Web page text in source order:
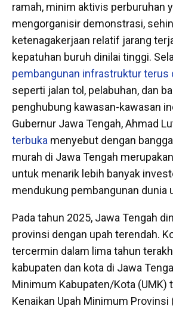
ramah, minim aktivis perburuhan
mengorganisir demonstrasi,
ketenagakerjaan relatif jarang
kepatuhan buruh dinilai tinggi.
pembangunan infrastruktur terus
seperti jalan tol, pelabuhan, dan
penghubung kawasan-kawasan
Gubernur Jawa Tengah, Ahmad
terbuka menyebut dengan
murah di Jawa Tengah
untuk menarik lebih banyak
mendukung pembangunan dunia
Pada tahun 2025, Jawa Tengah
provinsi dengan upah terendah.
tercermin dalam lima tahun
kabupaten dan kota di Jawa
Minimum Kabupaten/Kota (UMK)
Kenaikan Upah Minimum Provinsi